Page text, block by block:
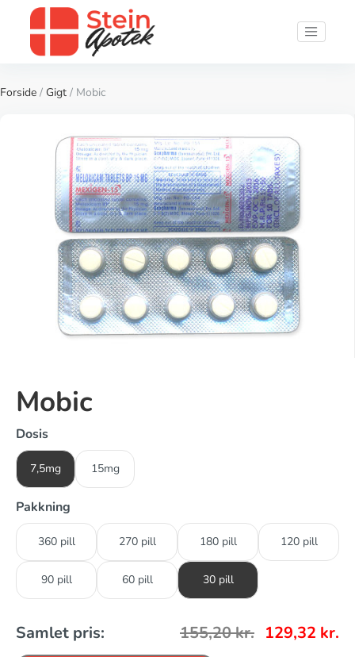
Forside / Gigt / Mobic
Mobic
Dosis
7,5mg 15mg
Pakkning
360 pill 270 pill 180 pill 120 pill
90 pill 60 pill 30 pill
Samlet pris: 155,20kr. 129,32 kr.